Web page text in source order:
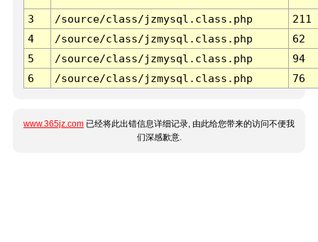
3 /source/class/jzmysql.class.php
211
4
/source/class/jzmysql.class.php
62
5
/source/class/jzmysql.class.php
94
6
/source/class/jzmysql.class.php 76
www.365jz.com 已经将此出错信息详细记录, 由此给您带来的访问不便我
们深感歉意.